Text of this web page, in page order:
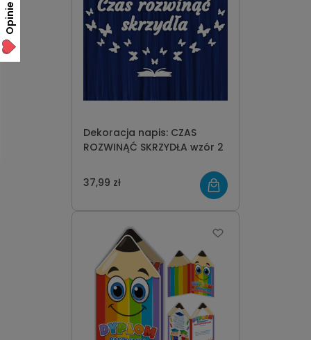
Dekoracja napis: CZAS
ROZWINĄĆ SKRZYDŁA wzór 2
37,99 zł
Opinie